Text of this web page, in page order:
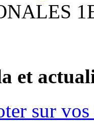
et
sur vos